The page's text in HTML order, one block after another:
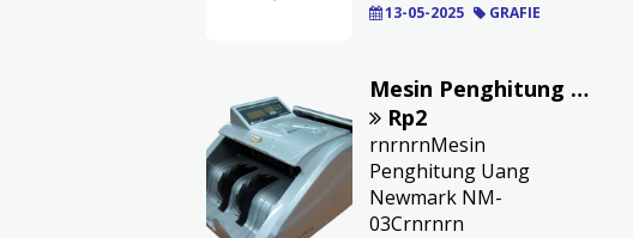
13-05-2025 GRAFIE
Mesin Penghitung Uang NEWMARK NM03C
Rp2
rnrnrnMesin
Penghitung Uang
Newmark NM-
03Crnrnrn